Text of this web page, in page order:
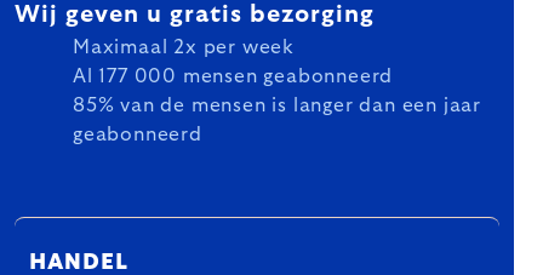
Wij geven u gratis bezorging
Maximaal 2x per week
Al 177 000 mensen geabonneerd
85% van de mensen is langer dan een jaar
geabonneerd
HANDEL